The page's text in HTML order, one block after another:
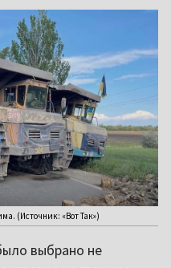
(Источник: «Вот Так»)
выбрано не